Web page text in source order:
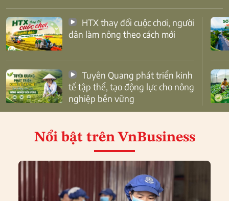
dân làm nông theo cách mới
tế tập thể, tạo động lực cho nông
nghiệp bền vững
Nổi bật trên VnBusiness